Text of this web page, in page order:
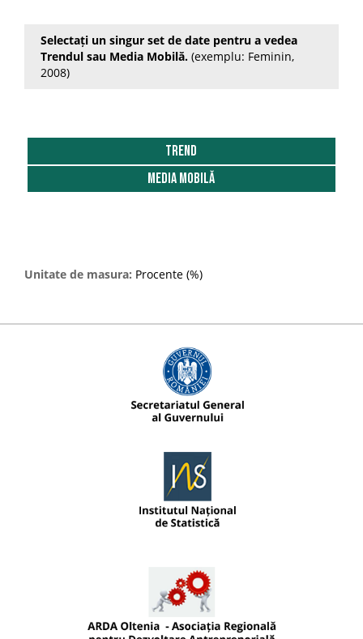
2015
2016
2018
Selectați un singur set de date pentru a vedea
Trendul sau Media Mobilă. (exemplu: Feminin,
2008)
Trend
Media Mobilă
Unitate de masura: Procente (%)